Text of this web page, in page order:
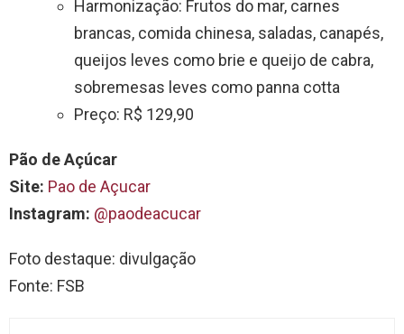
Harmonização: Frutos do mar, carnes
brancas, comida chinesa, saladas, canapés,
queijos leves como brie e queijo de cabra,
sobremesas leves como panna cotta
Preço: R$ 129,90
Pão de Açúcar
Site: Pao de Açucar
Instagram: @paodeacucar
Foto destaque: divulgação
Fonte: FSB